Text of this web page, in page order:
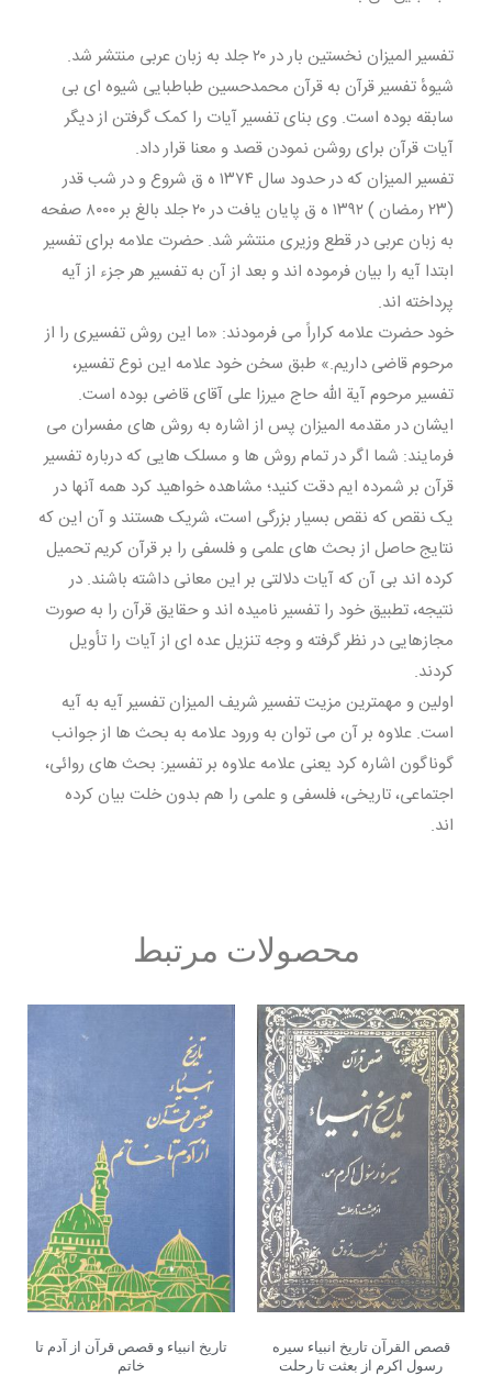
تفسیر المیزان نخستین بار در ۲۰ جلد به زبان عربی منتشر شد.
شیوهٔ تفسیر قرآن به قرآن محمدحسین طباطبایی شیوه ای بی
سابقه بوده است. وی بنای تفسیر آیات را کمک گرفتن از دیگر
آیات قرآن برای روشن نمودن قصد و معنا قرار داد.
تفسیر المیزان که در حدود سال ۱۳۷۴ ه ق شروع و در شب قدر
(۲۳ رمضان ) ۱۳۹۲ ه ق پایان یافت در ۲۰ جلد بالغ بر ۸۰۰۰ صفحه
به زبان عربی در قطع وزیری منتشر شد. حضرت علامه برای تفسیر
ابتدا آیه را بیان فرموده اند و بعد از آن به تفسیر هر جزء از آیه
پرداخته اند.
خود حضرت علامه کراراً می فرمودند: «ما این روش تفسیری را از
مرحوم قاضی داریم.» طبق سخن خود علامه این نوع تفسیر،
تفسیر مرحوم آیة الله حاج میرزا علی آقای قاضی بوده است.
ایشان در مقدمه المیزان پس از اشاره به روش های مفسران می
فرمایند: شما اگر در تمام روش ها و مسلک هایی که درباره تفسیر
قرآن بر شمرده ایم دقت کنید؛ مشاهده خواهید کرد همه آنها در
یک نقص که نقص بسیار بزرگی است، شریک هستند و آن این که
نتایج حاصل از بحث های علمی و فلسفی را بر قرآن کریم تحمیل
کرده اند بی آن که آیات دلالتی بر این معانی داشته باشند. در
نتیجه، تطبیق خود را تفسیر نامیده اند و حقایق قرآن را به صورت
مجازهایی در نظر گرفته و وجه تنزیل عده ای از آیات را تأویل
کردند.
اولین و مهمترین مزیت تفسیر شریف المیزان تفسیر آیه به آیه
است. علاوه بر آن می توان به ورود علامه به بحث ها از جوانب
گوناگون اشاره کرد یعنی علامه علاوه بر تفسیر: بحث های روائی،
اجتماعی، تاریخی، فلسفی و علمی را هم بدون خلت بیان کرده
اند.
محصولات مرتبط
قصص القرآن تاریخ انبیاء سیره
رسول اکرم از بعثت تا رحلت
تاریخ انبیاء و قصص قرآن از آدم تا
خاتم